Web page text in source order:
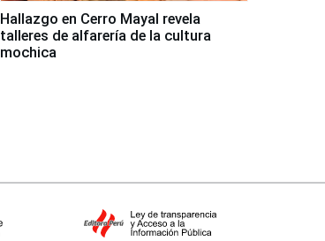
Hallazgo en Cerro Mayal revela
talleres de alfarería de la cultura
mochica